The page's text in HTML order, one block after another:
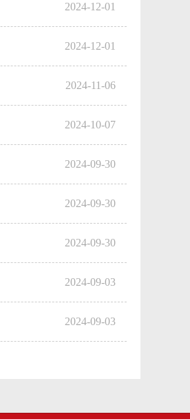
2024-12-01
2024-12-01
2024-11-06
2024-10-07
2024-09-30
2024-09-30
2024-09-30
2024-09-03
2024-09-03